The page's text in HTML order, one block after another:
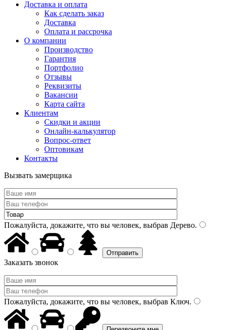
Доставка и оплата
Как сделать заказ
Доставка
Оплата и рассрочка
О компании
Производство
Гарантия
Портфолио
Отзывы
Реквизиты
Вакансии
Карта сайта
Клиентам
Скидки и акции
Онлайн-калькулятор
Вопрос-ответ
Оптовикам
Контакты
Вызвать замерщика
Пожалуйста, докажите, что вы человек, выбрав Дерево.
Заказать звонок
Пожалуйста, докажите, что вы человек, выбрав Ключ.